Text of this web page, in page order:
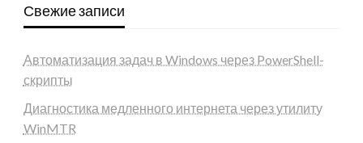
Свежие записи
Автоматизация задач в Windows через PowerShell-
скрипты
Диагностика медленного интернета через утилиту
WinMTR